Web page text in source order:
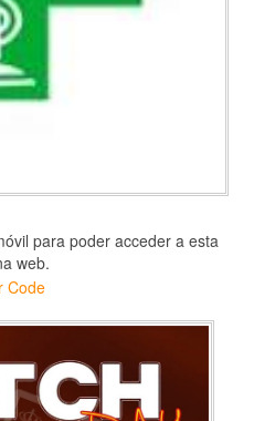
para poder acceder a esta
web.